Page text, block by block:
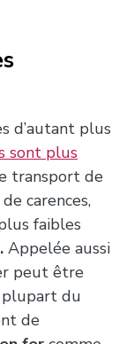
d’autant plus
sont plus
transport de
carences,
faibles
Appelée aussi
peut être
plupart du
de